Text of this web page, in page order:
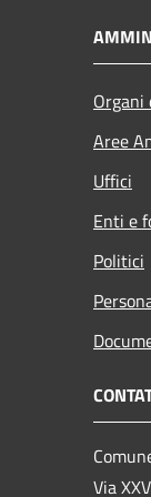
Organi
Aree
Uffici
Enti e
Politici
Via